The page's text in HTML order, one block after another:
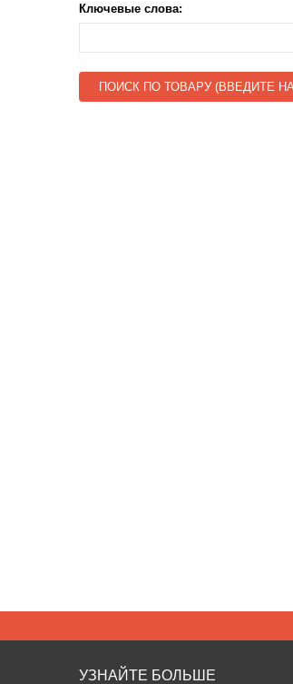
Ключевые слова:
ПОИСК ПО ТОВАРУ (ВВЕДИТЕ
УЗНАЙТЕ БОЛЬШЕ